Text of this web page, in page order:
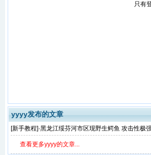
只有
yyyy发布的文章
[新手教程]·黑龙江绥芬河市区现野生鳄鱼 攻击性极
查看更多yyyy的文章...